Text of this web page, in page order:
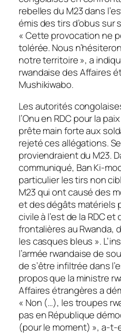
rebelles du M23 dans
émis des tirs d’obus sur
« Cette provocation ne
tolérée. Nous
notre territoire », a
rwandaise des Affaires
Mushikiwabo.
Les autorités
l’Onu en RDC pour la
prête main forte aux
rejeté ces allégations.
proviendraient du M23.
communiqué, Ban Ki-
particulier les tirs non
M23 qui ont causé des
et des dégâts matériels
civile à l’est de la RDC
frontalières au Rwanda,
les casques bleus ».
l’armée rwandaise de
de s’être infiltrée dans
propos que la ministre
Affaires étrangères a
« Non (…), les troupes
pas en République
(pour le moment) », a-t-